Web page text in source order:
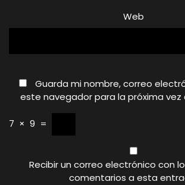
Web
Guarda mi nombre, correo
este navegador para la próxima
7 × 9 =
Recibir un correo electrónico con
comentarios a esta